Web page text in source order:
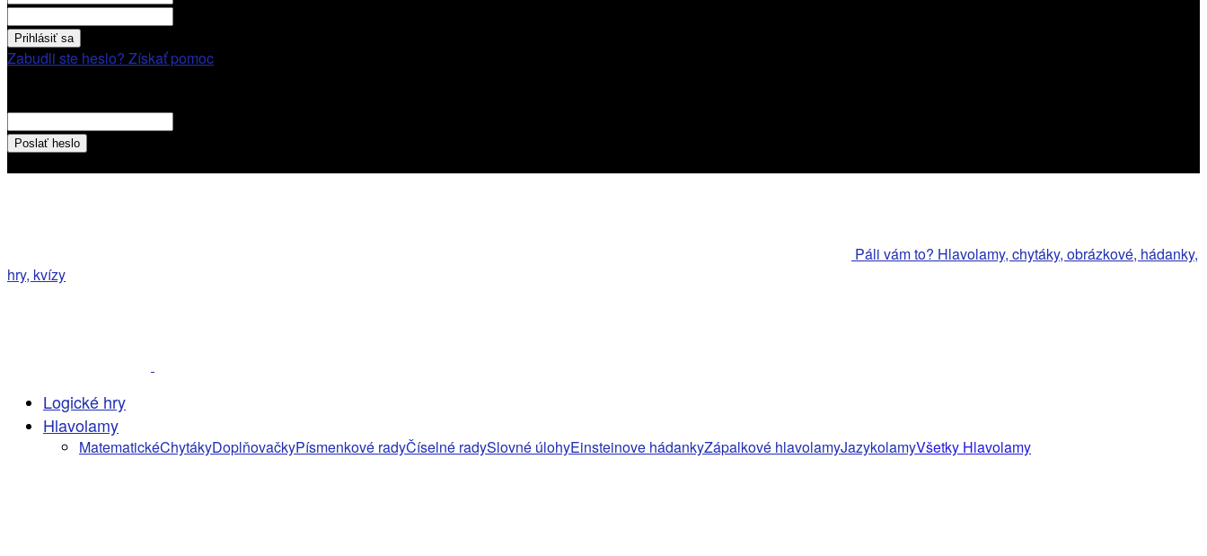
Zabudli ste heslo? Získať pomoc
Páli vám to? Hlavolamy, chytáky, obrázkové, hádanky,
hry, kvízy
Logické hry
Hlavolamy
MatematickéChytákyDoplňovačkyPísmenkové radyČíselné radySlovné úlohyEinsteinove hádankyZápalkové hlavolamyJazykolamyVšetky Hlavolamy